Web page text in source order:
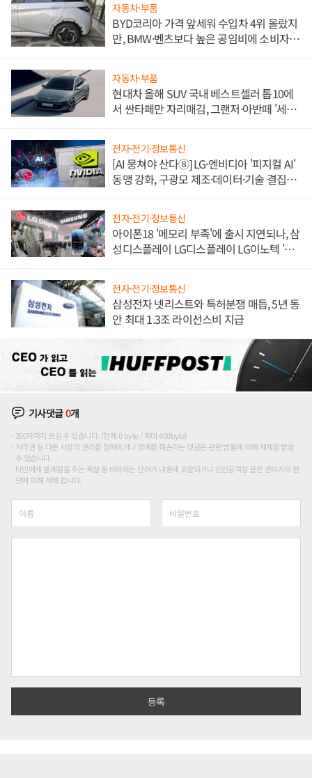
자동차·부품
BYD코리아 가격 앞세워 수입차 4위 올랐지
만, BMW·벤츠보다 높은 공임비에 소비자
자동차·부품
현대차 올해 SUV 국내 베스트셀러 톱10에
서 싼타페만 자리매김, 그랜저·아반떼 '세단
전자·전기·정보통신
[AI 뭉쳐야 산다⑧] LG·엔비디아 '피지컬 AI'
동맹 강화, 구광모 제조·데이터·기술 결집
전자·전기·정보통신
아이폰18 '메모리 부족'에 출시 지연되나, 삼
성디스플레이 LG디스플레이 LG이노텍 '탈
전자·전기·정보통신
삼성전자 넷리스트와 특허분쟁 매듭, 5년 동
안 최대 1.3조 라이선스비 지급
기사댓글0개
200자까지 쓰실 수 있습니다. (현재 0 byte / 최대 400byte)
저작권 등 다른 사람의 권리를 침해하거나 명예를 훼손하는 댓글은 관련 법률에 의해 제재를 받을
수 있습니다.
타인에게 불쾌감을 주는 욕설 등 비하하는 단어가 내용에 포함되거나 인신공격성 글은 관리자의 판
단에 의해 삭제 합니다.